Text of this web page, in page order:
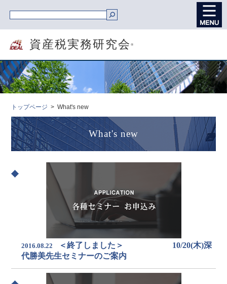
資産税実務研究会 ®
トップページ What's new
What's new
2016.08.22
＜終了しました＞ 10/20(木)深
代勝美先生セミナーのご案内